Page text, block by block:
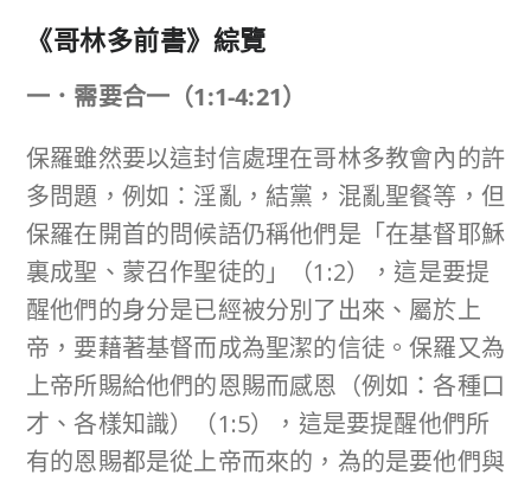
《哥林多前書》綜覽
一．需要合一 （1:1-4:21）
保羅雖然要以這封信處理在哥林多教會內的許
多問題，例如：淫亂，結黨，混亂聖餐等，但
保羅在開首的問候語仍稱他們是「在基督耶穌
裏成聖、蒙召作聖徒的」（1:2），這是要提
醒他們的身分是已經被分別了出來、屬於上
帝，要藉著基督而成為聖潔的信徒。保羅又為
上帝所賜給他們的恩賜而感恩（例如：各種口
才、各樣知識）（1:5），這是要提醒他們所
有的恩賜都是從上帝而來的，為的是要他們與